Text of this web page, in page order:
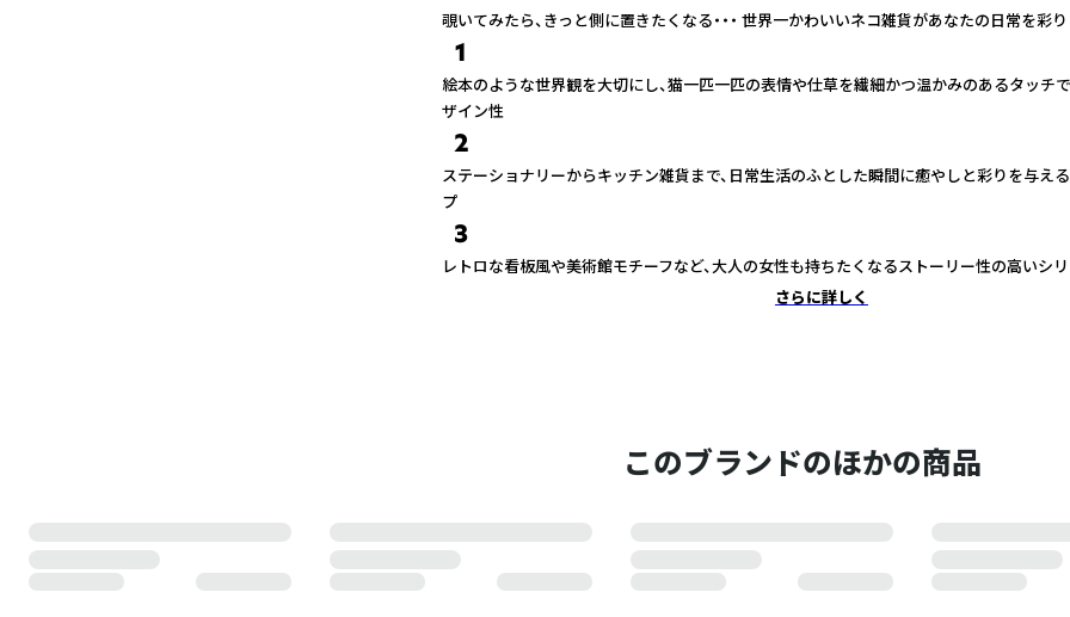
覗いてみたら、きっと側に置きたくなる・・・ 世界一かわいいネコ雑貨があなたの日常を彩り
1
絵本のような世界観を大切にし、猫一匹一匹の表情や仕草を繊細かつ温かみのあるタッチ
ザイン性
2
ステーショナリーからキッチン雑貨まで、日常生活のふとした瞬間に癒やしと彩りを与え
プ
3
レトロな看板風や美術館モチーフなど、大人の女性も持ちたくなるストーリー性の高いシ
さらに詳しく
このブランドのほかの商品